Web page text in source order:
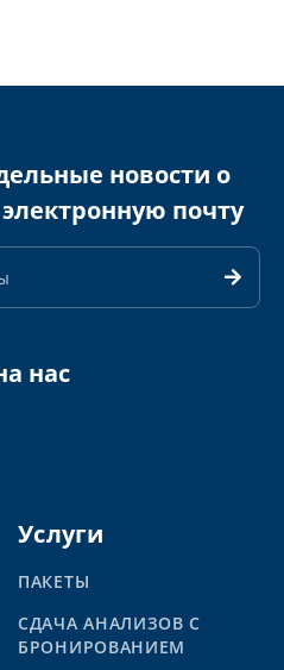
новости о
почту
нас
Услуги
ПАКЕТЫ
СДАЧА АНАЛИЗОВ С
БРОНИРОВАНИЕМ